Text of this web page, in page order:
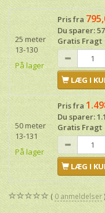
25 meter
13-130
På lager
Pris fra
Du sparer:
Gratis Fragt
LÆG I
50 meter
13-131
På lager
Pris fra
Du sparer:
Gratis Fragt
LÆG I
0 anmeldelser